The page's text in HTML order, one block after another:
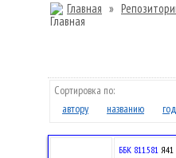
Главная »
Сортировка по:
автору
названию
ББК 811.581 Я41